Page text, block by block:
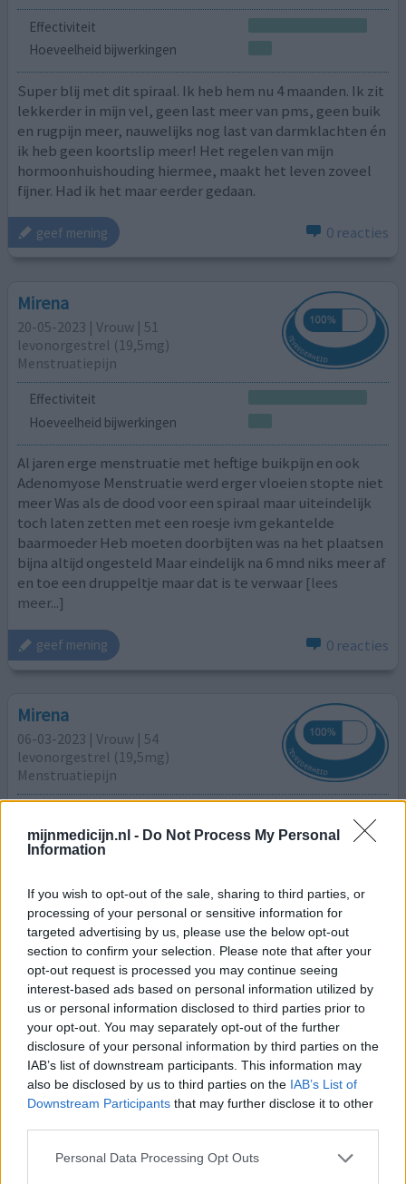
mijnmedicijn.nl - Do Not Process My Personal
Information
If you wish to opt-out of the sale, sharing to third parties, or
processing of your personal or sensitive information for
targeted advertising by us, please use the below opt-out
section to confirm your selection. Please note that after your
opt-out request is processed you may continue seeing
interest-based ads based on personal information utilized by
us or personal information disclosed to third parties prior to
your opt-out. You may separately opt-out of the further
disclosure of your personal information by third parties on the
IAB’s list of downstream participants. This information may
also be disclosed by us to third parties on the IAB’s List of
Downstream Participants that may further disclose it to other
Personal Data Processing Opt Outs
Effectiviteit
Hoeveelheid bijwerkingen
Super blij met dit spiraal. Ik heb hem nu 4 maanden. Ik zit
lekkerder in mijn vel, geen last meer van pms, geen buik
en rugpijn meer, nauwelijks nog last van darmklachten én
ik heb geen koortslip meer! Het regelen van mijn
hormoonhuishouding hiermee, maakt het leven zoveel
fijner. Had ik het maar eerder gedaan.
geef mening 0 reacties
Mirena
20-05-2023 | Vrouw | 51
levonorgestrel (19,5mg)
Menstruatiepijn
Effectiviteit
Hoeveelheid bijwerkingen
Al jaren erge menstruatie met heftige buikpijn en ook
Adenomyose Menstruatie werd erger vloeien stopte niet
meer Was als de dood voor een spiraal maar uiteindelijk
toch laten zetten met een roesje ivm gekantelde
baarmoeder Heb moeten doorbijten was na het plaatsen
bijna altijd ongesteld Maar eindelijk na 6 mnd niks meer af
en toe een druppeltje maar dat is te verwaar [lees
meer...]
geef mening 0 reacties
Mirena
06-03-2023 | Vrouw | 54
levonorgestrel (19,5mg)
Menstruatiepijn
Hoeveelheid bijwerkingen
bed elke maand weer, had zware bloedingen met
doorlekken, en ook emotionele schommelingen en
depressies. Mirena spiraal genomen op advies van de
huisarts. De eerst dagen waren niet best, veel kramp en
bloedingen. Dit werd steeds minder, en na drie of vier
weken was het over en was het effect geweldig! Amper
bloedv[lees meer...]
geef mening 0 reacties
Mirena
25-02-2023 | Vrouw | 46